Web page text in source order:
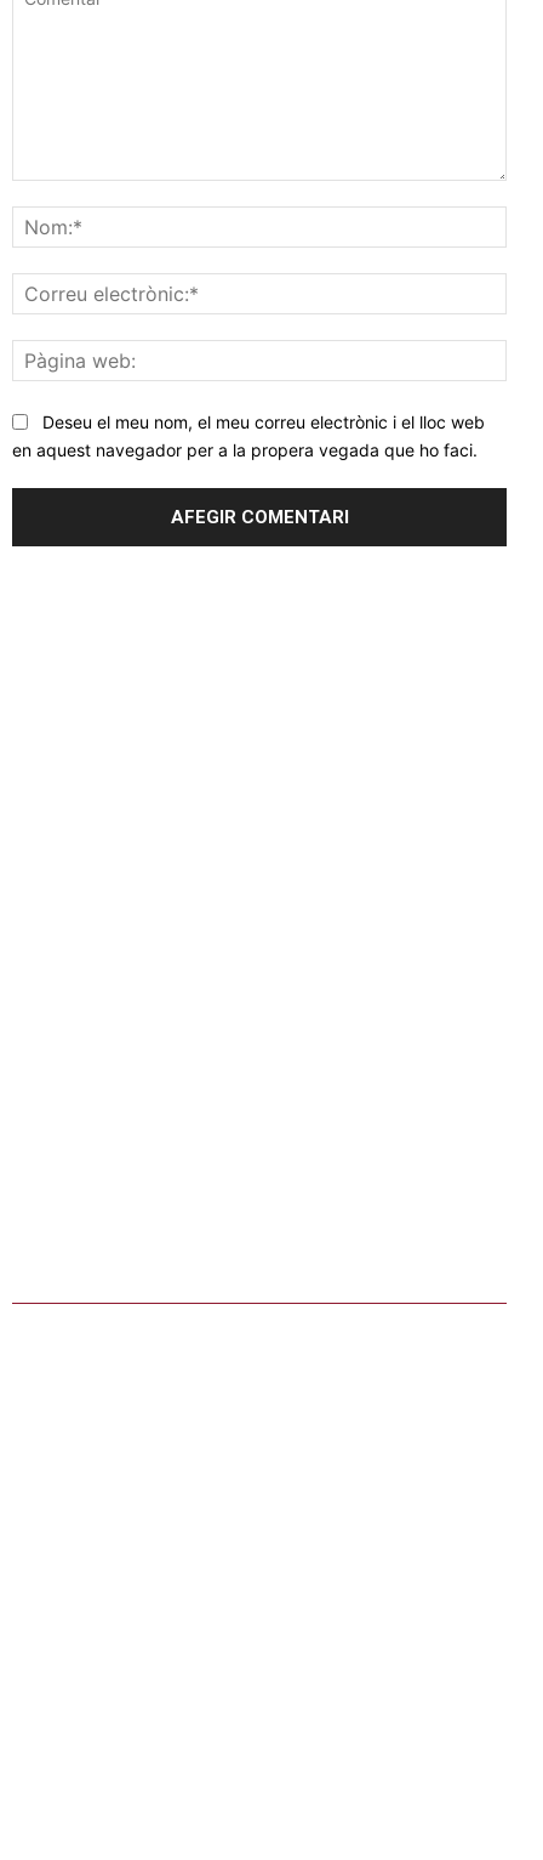
web:
Deseu el meu nom, el meu correu electrònic i el lloc web
en aquest navegador per a la propera vegada que ho faci.